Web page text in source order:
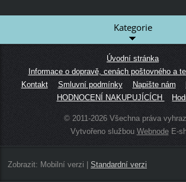
Kategorie
Úvodní stránka
Informace o dopravě, cenách poštovného a
Kontakt
Smluvní podmínky Napište nám
HODNOCENÍ NAKUPUJÍCÍCH
© 2011-2026 Všechna práva
Vytvořeno službou WebnodeE-
Zobrazit: Mobilní verzi | Standardní verzi